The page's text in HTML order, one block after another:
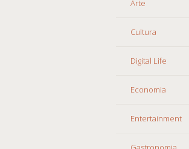
Arte
Cultura
Digital Life
Economia
Entertainment